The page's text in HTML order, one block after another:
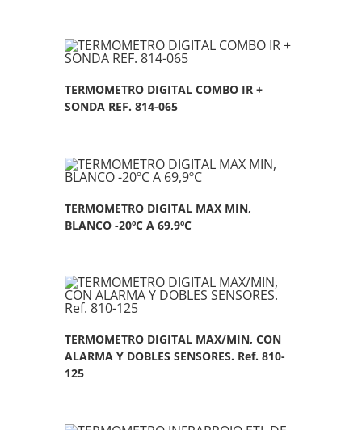
TERMOMETRO DIGITAL COMBO IR +
SONDA REF. 814-065
TERMOMETRO DIGITAL MAX MIN,
BLANCO -20ºC A 69,9ºC
TERMOMETRO DIGITAL MAX/MIN, CON
ALARMA Y DOBLES SENSORES. Ref. 810-
125